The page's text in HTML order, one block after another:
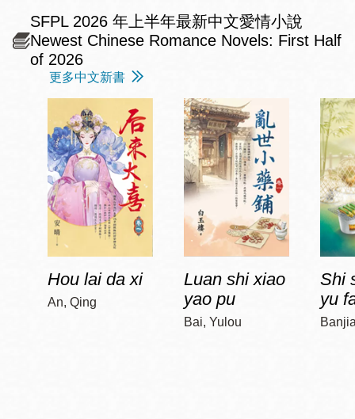
SFPL 2026 年上半年最新中文愛情小說
Newest Chinese Romance Novels: First Half
of 2026
更多中文新書
Hou lai da xi
An, Qing
Luan shi xiao
yao pu
Bai, Yulou
Shi
yu